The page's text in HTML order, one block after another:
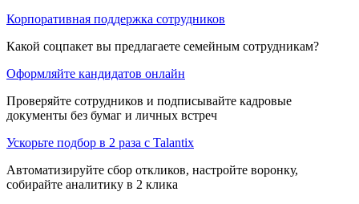
Корпоративная поддержка сотрудников
Какой соцпакет вы предлагаете семейным сотрудникам?
Оформляйте кандидатов онлайн
Проверяйте сотрудников и подписывайте кадровые
документы без бумаг и личных встреч
Ускорьте подбор в 2 раза с Talantix
Автоматизируйте сбор откликов, настройте воронку,
собирайте аналитику в 2 клика